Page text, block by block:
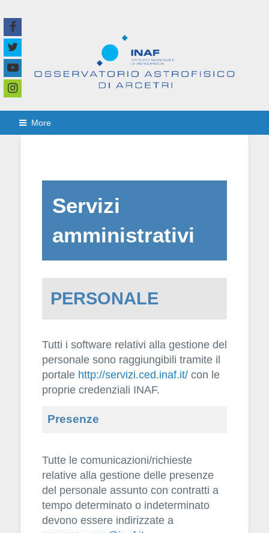
More
Servizi
amministrativi
PERSONALE
Tutti i software relativi alla gestione del
personale sono raggiungibili tramite il
portale http://servizi.ced.inaf.it/con le
proprie credenziali INAF.
Presenze
Tutte le comunicazioni/richieste
relative alla gestione delle presenze
del personale assunto con contratti a
tempo determinato o indeterminato
devono essere indirizzate a